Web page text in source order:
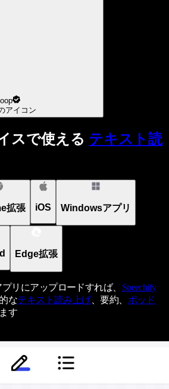
アイコン
スで使える テキスト読
拡張 iOS Windowsアプリ
Edge拡張
プリにアップロードすれば、 Speechify
なテキスト読み上げ、要約、 ポッド
す